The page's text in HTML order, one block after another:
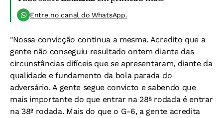
Entre no canal do WhatsApp.
"Nossa convicção continua a mesma. Acredito que a
gente não conseguiu resultado ontem diante das
circunstâncias difíceis que se apresentaram, diante da
qualidade e fundamento da bola parada do
adversário. A gente segue convicto e sabendo que
mais importante do que entrar na 28ª rodada é entrar
na 38ª rodada. Mais do que o G-6, a gente acredita